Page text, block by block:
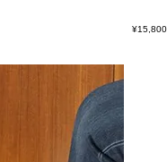
¥15,800